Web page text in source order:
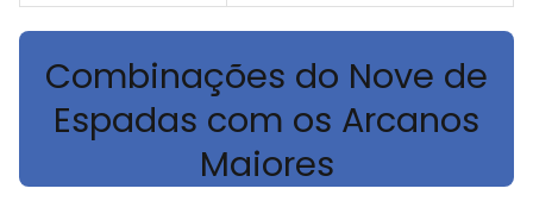
Combinações do Nove de
Espadas com os Arcanos
Maiores